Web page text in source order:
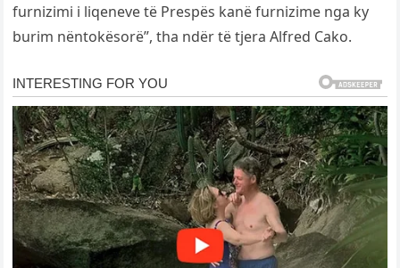
furnizimi i liqeneve të Prespës kanë furnizime nga ky
burim nëntokësorë”, tha ndër të tjera Alfred Cako.